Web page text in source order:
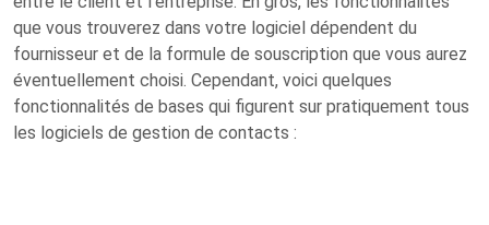
que vous trouverez dans votre logiciel dépendent du
fournisseur et de la formule de souscription que vous aurez
éventuellement choisi. Cependant, voici quelques
fonctionnalités de bases qui figurent sur pratiquement tous
les logiciels de gestion de contacts :